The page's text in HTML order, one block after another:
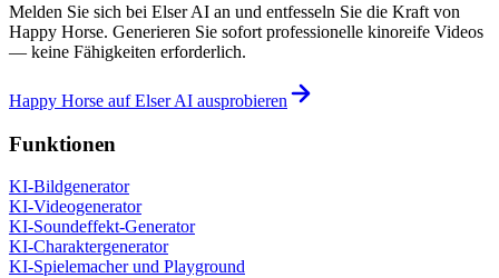
Melden Sie sich bei Elser AI an und entfesseln Sie die Kraft von
Happy Horse. Generieren Sie sofort professionelle kinoreife Videos
— keine Fähigkeiten erforderlich.
Happy Horse auf Elser AI ausprobieren
Funktionen
KI-Bildgenerator
KI-Videogenerator
KI-Soundeffekt-Generator
KI-Charaktergenerator
KI-Spielemacher und Playground